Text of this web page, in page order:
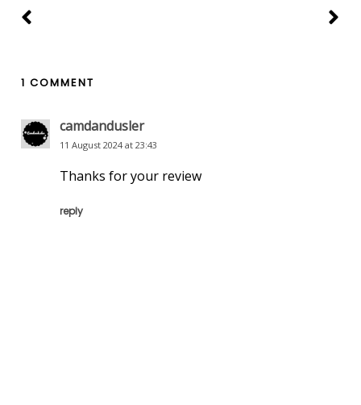
1 COMMENT
camdandusler
11 August 2024 at 23:43
Thanks for your review
reply